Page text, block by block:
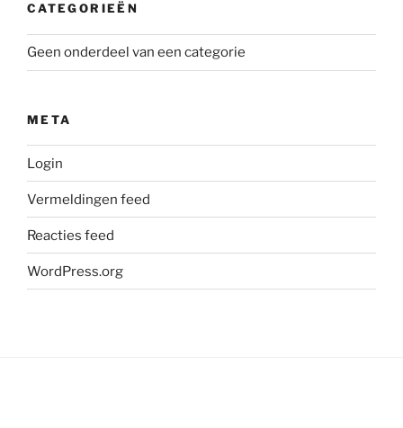
CATEGORIEËN
Geen onderdeel van een categorie
META
Login
Vermeldingen feed
Reacties feed
WordPress.org